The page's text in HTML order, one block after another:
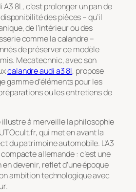
8L, c’est prolonger un pan de
disponibilité des pièces – qu’il
de l’intérieur ou des
comme la calandre –
de préserver ce modèle
Mecatechnic, avec son
calandre audi a3 8l, propose
gamme d’éléments pour les
ou les entretiens de
à merveille la philosophie
qui met en avant la
du patrimoine automobile. L’A3
compacte allemande : c’est une
devenir, reflet d’une époque
ambition technologique avec